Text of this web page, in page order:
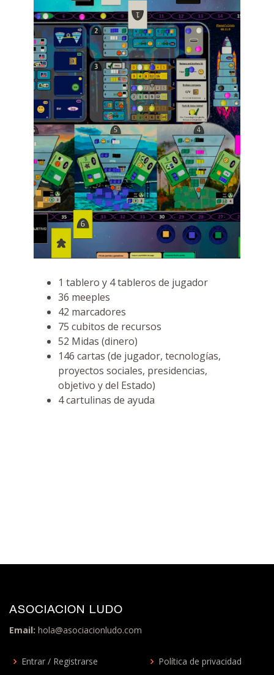
1 tablero y 4 tableros de jugador
36 meeples
42 marcadores
75 cubitos de recursos
52 Midas (dinero)
146 cartas (de jugador, tecnologías,
proyectos sociales, presidencias,
objetivo y del Estado)
4 cartulinas de ayuda
ASOCIACION LUDO
Email: hola@asociacionludo.com
Entrar / Registrarse Política de privacidad